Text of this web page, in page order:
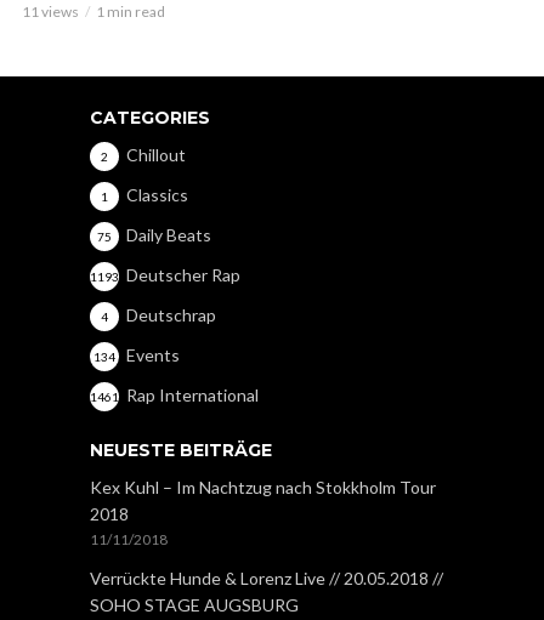
11 views 1 min read
CATEGORIES
Chillout
2
Classics
1
Daily Beats
75
Deutscher Rap
1193
Deutschrap
4
Events
134
Rap International
1461
NEUESTE BEITRÄGE
Kex Kuhl – Im Nachtzug nach Stokkholm Tour
2018
11/11/2018
Verrückte Hunde & Lorenz Live // 20.05.2018 //
SOHO STAGE AUGSBURG